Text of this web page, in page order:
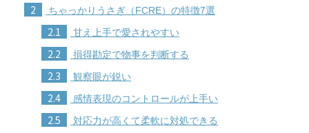
2 ちゃっかりうさぎ（FCRE）の特徴7選
2.1 甘え上手で愛されやすい
2.2 損得勘定で物事を判断する
2.3 観察眼が鋭い
2.4 感情表現のコントロールが上手い
2.5 対応力が高くて柔軟に対処できる